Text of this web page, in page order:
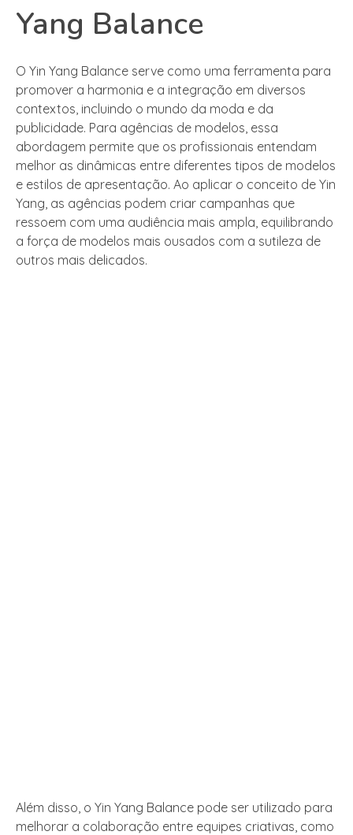
Yang Balance
O Yin Yang Balance serve como uma ferramenta para
promover a harmonia e a integração em diversos
contextos, incluindo o mundo da moda e da
publicidade. Para agências de modelos, essa
abordagem permite que os profissionais entendam
melhor as dinâmicas entre diferentes tipos de modelos
e estilos de apresentação. Ao aplicar o conceito de Yin
Yang, as agências podem criar campanhas que
ressoem com uma audiência mais ampla, equilibrando
a força de modelos mais ousados com a sutileza de
outros mais delicados.
Além disso, o Yin Yang Balance pode ser utilizado para
melhorar a colaboração entre equipes criativas, como